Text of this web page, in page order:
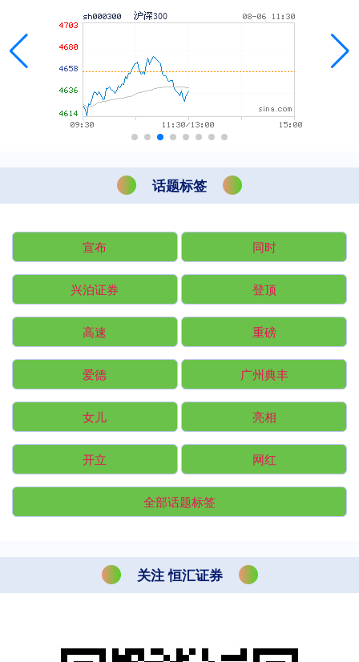
话题标签
宣布 同时
兴泊证券 登顶
高速 重磅
爱德 广州典丰
女儿 亮相
开立 网红
全部话题标签
关注 恒汇证券